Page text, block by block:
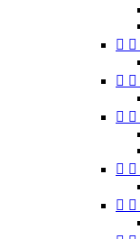
 
 
 
 
 